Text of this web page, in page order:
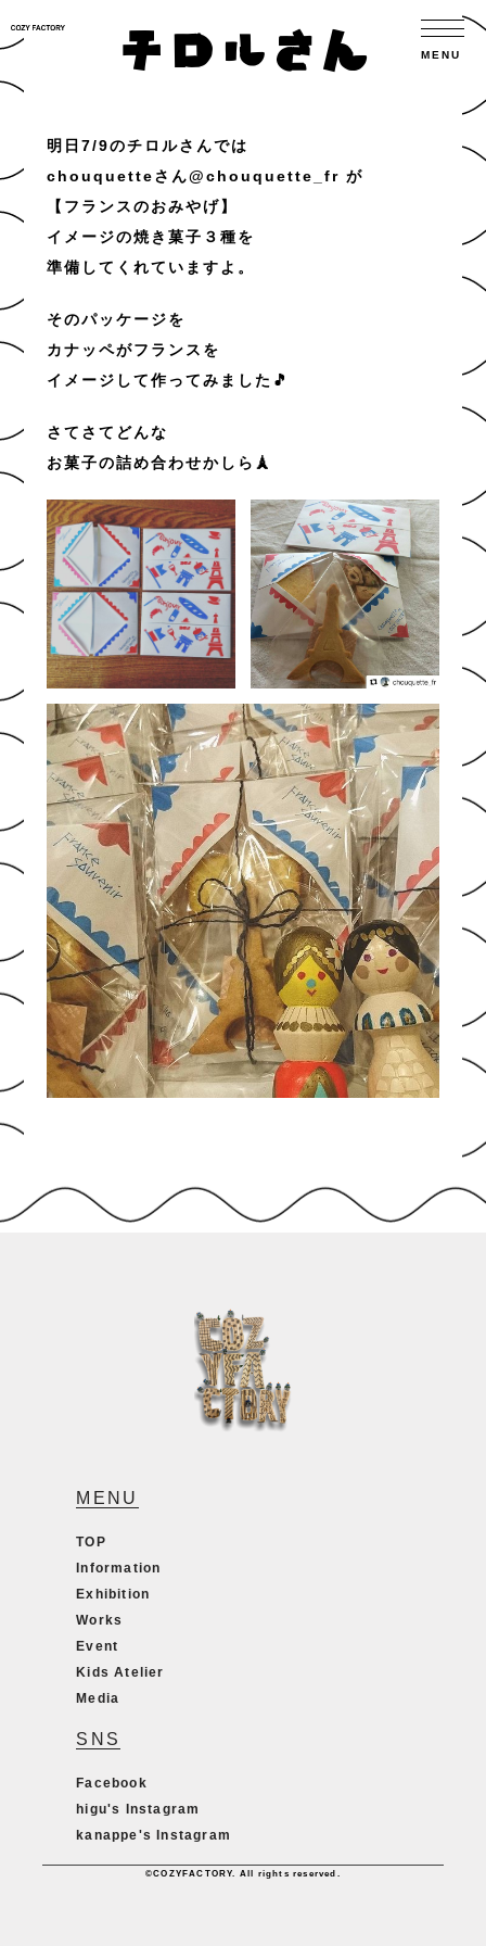
チロルさん
明日7/9のチロルさんでは
chouquetteさん@chouquette_fr が
【フランスのおみやげ】
イメージの焼き菓子３種を
準備してくれていますよ。
そのパッケージを
カナッペがフランスを
イメージして作ってみました🎵
さてさてどんな
お菓子の詰め合わせかしら🗼
MENU
TOP
Information
Exhibition
Works
Event
Kids Atelier
Media
SNS
Facebook
higu's Instagram
kanappe's Instagram
©COZYFACTORY. All rights reserved.